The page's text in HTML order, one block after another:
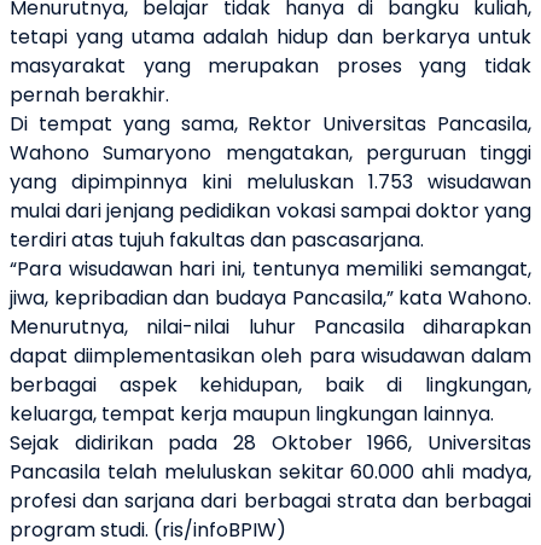
Menurutnya, belajar tidak hanya di bangku kuliah,
tetapi yang utama adalah hidup dan berkarya untuk
masyarakat yang merupakan proses yang tidak
pernah berakhir.
Di tempat yang sama, Rektor Universitas Pancasila,
Wahono Sumaryono mengatakan, perguruan tinggi
yang dipimpinnya kini meluluskan 1.753 wisudawan
mulai dari jenjang pedidikan vokasi sampai doktor yang
terdiri atas tujuh fakultas dan pascasarjana.
“Para wisudawan hari ini, tentunya memiliki semangat,
jiwa, kepribadian dan budaya Pancasila,” kata Wahono.
Menurutnya, nilai-nilai luhur Pancasila diharapkan
dapat diimplementasikan oleh para wisudawan dalam
berbagai aspek kehidupan, baik di lingkungan,
keluarga, tempat kerja maupun lingkungan lainnya.
Sejak didirikan pada 28 Oktober 1966, Universitas
Pancasila telah meluluskan sekitar 60.000 ahli madya,
profesi dan sarjana dari berbagai strata dan berbagai
program studi. (ris/infoBPIW)